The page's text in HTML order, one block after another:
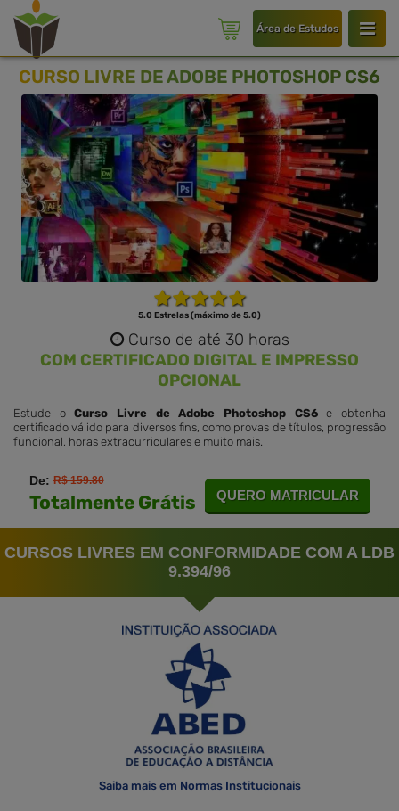
Área de Estudos
CURSO LIVRE DE ADOBE PHOTOSHOP CS6
5.0 Estrelas (máximo de 5.0)
Curso de até 30 horas
COM CERTIFICADO DIGITAL E IMPRESSO
OPCIONAL
Estude oCurso Livre de Adobe Photoshop CS6e obtenha
certificado válido para diversos fins, como provas de títulos, progressão
funcional, horas extracurriculares e muito mais.
De:R$ 159.80
Totalmente Grátis QUERO MATRICULAR
CURSOS LIVRES EM CONFORMIDADE COM A LDB
9.394/96
Saiba mais em Normas Institucionais